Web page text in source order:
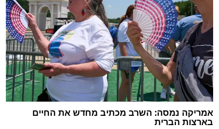
אמריקה נמסה: השרב מכתיב מחדש את החיים
בארצות הברית